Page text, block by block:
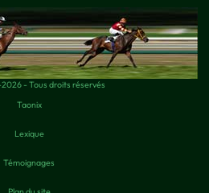
- Tous droits réservés
Taonix
Lexique
Témoignages